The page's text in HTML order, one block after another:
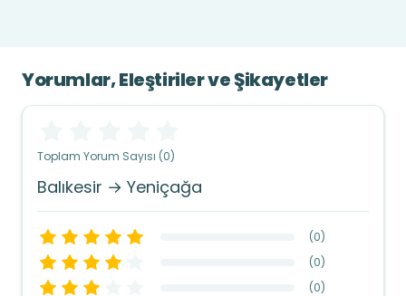
Yorumlar, Eleştiriler ve Şikayetler
Toplam Yorum Sayısı (0)
Balıkesir → Yeniçağa
(0)
(0)
(0)